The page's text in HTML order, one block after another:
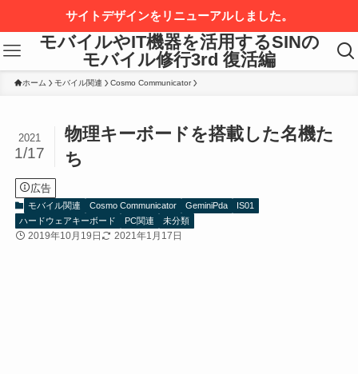
サイトデザインをリニューアルしました。
モバイルやIT機器を活用するSINの
モバイル修行3rd 復活編
ホーム モバイル関連 Cosmo Communicator
物理キーボードを搭載した名機た
ち
2021
1/17
広告
モバイル関連 Cosmo Communicator GeminiPda
IS01
ハードウェアキーボード
PC関連 未分類
2019年10月19日 2021年1月17日